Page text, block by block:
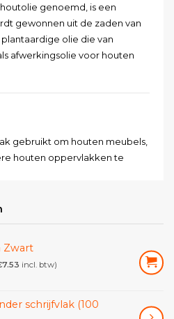
genoemd, is een
gewonnen uit de zaden van
olie die van
afwerkingsolie voor houten
gebruikt om houten meubels,
houten oppervlakken te
hout tegen vocht, vuil en
gebruikt voor andere
van stenen, betonnen
kan ook worden gemengd
om verschillende
Zwart
7.53 incl. btw)
schrijfvlak (100